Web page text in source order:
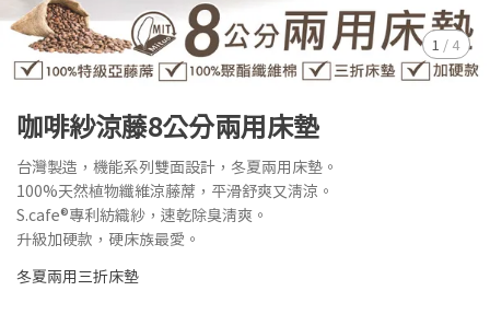
1 / 4
咖啡紗涼藤8公分兩用床墊
台灣製造，機能系列雙面設計，冬夏兩用床墊。
100%天然植物纖維涼藤蓆，平滑舒爽又清涼。
S.cafe®專利紡織紗，速乾除臭清爽。
升級加硬款，硬床族最愛。
冬夏兩用三折床墊